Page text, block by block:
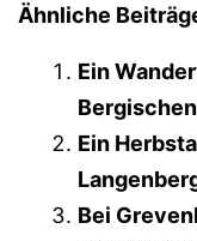
Ähnliche
Ein
Ein
Bei